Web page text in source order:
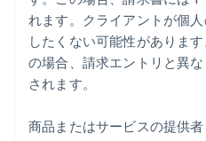
れます。クライアントが個
したくない可能性がありま
の場合、請求エントリと異
されます。
商品またはサービスの提供